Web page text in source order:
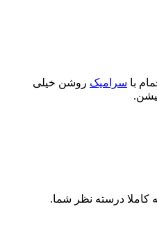
با سرامیک روشن خیلی
کاملا درسته نظر شما.